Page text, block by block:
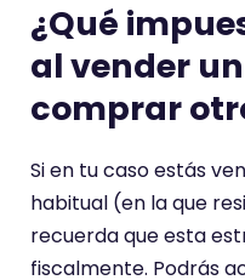
¿Qué
al vender
comprar
Si en tu caso estás
habitual (en la que
recuerda que esta
fiscalmente. Podrás